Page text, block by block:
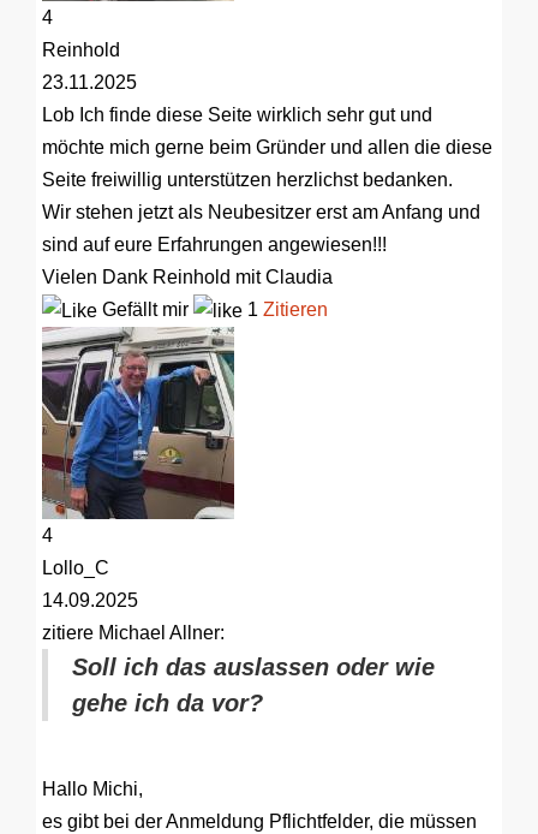
4
Reinhold
23.11.2025
Lob Ich finde diese Seite wirklich sehr gut und
möchte mich gerne beim Gründer und allen die diese
Seite freiwillig unterstützen herzlichst bedanken.
Wir stehen jetzt als Neubesitzer erst am Anfang und
sind auf eure Erfahrungen angewiesen!!!
Vielen Dank Reinhold mit Claudia
Gefällt mir
1 Zitieren
4
Lollo_C
14.09.2025
zitiere Michael Allner:
Soll ich das auslassen oder wie
gehe ich da vor?
Hallo Michi,
es gibt bei der Anmeldung Pflichtfelder, die müssen